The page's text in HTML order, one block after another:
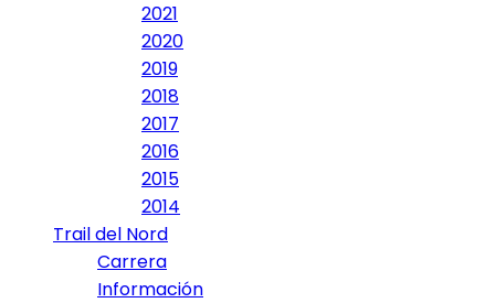
2021
2020
2019
2018
2017
2016
2015
2014
Trail del Nord
Carrera
Información